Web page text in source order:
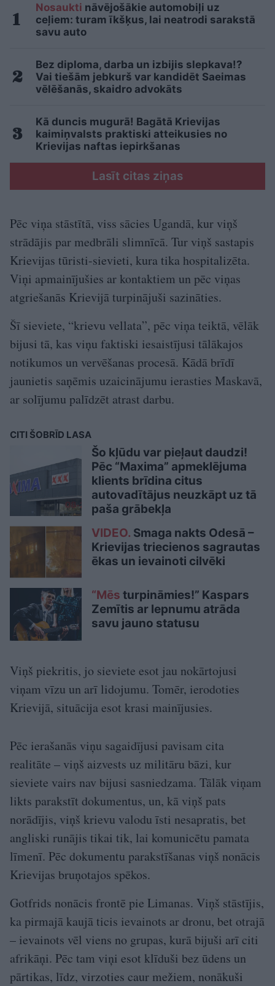
Nosaukti nāvējošākie automobiļi uz
ceļiem: turam īkšķus, lai neatrodi sarakstā
savu auto
Bez diploma, darba un izbijis slepkava!?
Vai tiešām jebkurš var kandidēt Saeimas
vēlēšanās, skaidro advokāts
Kā duncis mugurā! Bagātā Krievijas
kaimiņvalsts praktiski atteikusies no
Krievijas naftas iepirkšanas
Lasīt citas ziņas
Pēc viņa stāstītā, viss sācies Ugandā, kur viņš
strādājis par medbrāli slimnīcā. Tur viņš sastapis
Krievijas tūristi-sievieti, kura tika hospitalizēta.
Viņi apmainījušies ar kontaktiem un pēc viņas
atgriešanās Krievijā turpinājuši sazināties.
Šī sieviete, “krievu vellata”, pēc viņa teiktā, vēlāk
bijusi tā, kas viņu faktiski iesaistījusi tālākajos
notikumos un vervēšanas procesā. Kādā brīdī
jaunietis saņēmis uzaicinājumu ierasties Maskavā,
ar solījumu palīdzēt atrast darbu.
CITI ŠOBRĪD LASA
Šo kļūdu var pieļaut daudzi!
Pēc “Maxima” apmeklējuma
klients brīdina citus
autovadītājus neuzkāpt uz tā
paša grābekļa
VIDEO. Smaga nakts Odesā –
Krievijas triecienos sagrautas
ēkas un ievainoti cilvēki
“Mēs turpināmies!” Kaspars
Zemītis ar lepnumu atrāda
savu jauno statusu
Viņš piekritis, jo sieviete esot jau nokārtojusi
viņam vīzu un arī lidojumu. Tomēr, ierodoties
Krievijā, situācija esot krasi mainījusies.
Pēc ierašanās viņu sagaidījusi pavisam cita
realitāte – viņš aizvests uz militāru bāzi, kur
sieviete vairs nav bijusi sasniedzama. Tālāk viņam
likts parakstīt dokumentus, un, kā viņš pats
norādījis, viņš krievu valodu īsti nesapratis, bet
angliski runājis tikai tik, lai komunicētu pamata
līmenī. Pēc dokumentu parakstīšanas viņš nonācis
Krievijas bruņotajos spēkos.
Gotfrids nonācis frontē pie Limanas. Viņš stāstījis,
ka pirmajā kaujā ticis ievainots ar dronu, bet otrajā
– ievainots vēl viens no grupas, kurā bijuši arī citi
afrikāņi. Pēc tam viņi esot klīduši bez ūdens un
pārtikas, līdz, virzoties caur mežiem, nonākuši